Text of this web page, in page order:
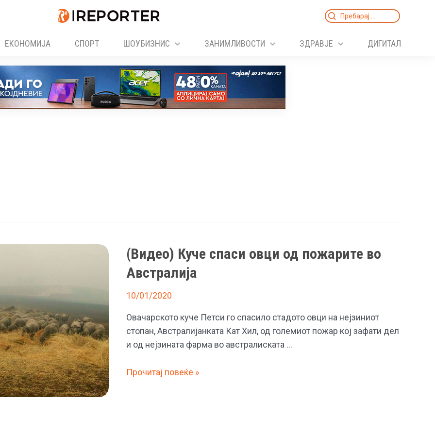
Search
ЕКОНОМИЈА
СПОРТ ШОУБИЗНИС ЗАНИМЛИВОСТИ ЗДРАВЈЕ ДИГИТАЛ
(Видео) Куче спаси овци од пожарите во
Австралија
10/01/2020
Овачарското куче Петси го спасило стадото овци на нејзиниот
стопан, Австралијанката Кат Хил, од големиот пожар кој зафати дел
и од нејзината фарма во австралиската …
(Видео)
од
Прочитај повеќе »